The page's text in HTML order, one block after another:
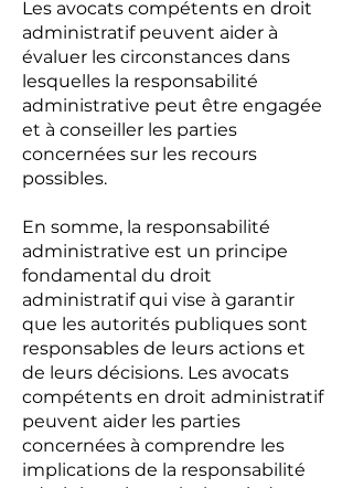
Les avocats compétents en droit
administratif peuvent aider à
évaluer les circonstances dans
lesquelles la responsabilité
administrative peut être engagée
et à conseiller les parties
concernées sur les recours
possibles.
En somme, la responsabilité
administrative est un principe
fondamental du droit
administratif qui vise à garantir
que les autorités publiques sont
responsables de leurs actions et
de leurs décisions. Les avocats
compétents en droit administratif
peuvent aider les parties
concernées à comprendre les
implications de la responsabilité